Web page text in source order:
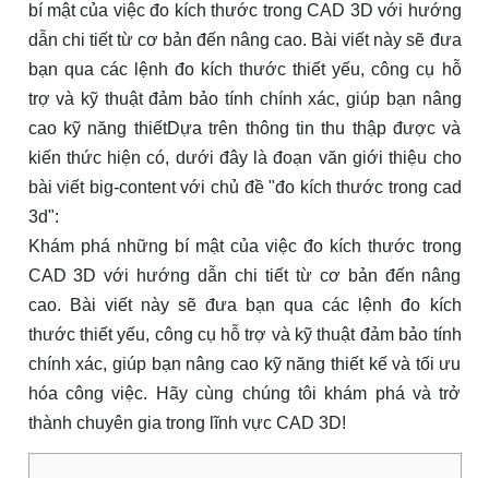
bí mật của việc đo kích thước trong CAD 3D với hướng
dẫn chi tiết từ cơ bản đến nâng cao. Bài viết này sẽ đưa
bạn qua các lệnh đo kích thước thiết yếu, công cụ hỗ
trợ và kỹ thuật đảm bảo tính chính xác, giúp bạn nâng
cao kỹ năng thiếtDựa trên thông tin thu thập được và
kiến thức hiện có, dưới đây là đoạn văn giới thiệu cho
bài viết big-content với chủ đề "đo kích thước trong cad
3d":
Khám phá những bí mật của việc đo kích thước trong
CAD 3D với hướng dẫn chi tiết từ cơ bản đến nâng
cao. Bài viết này sẽ đưa bạn qua các lệnh đo kích
thước thiết yếu, công cụ hỗ trợ và kỹ thuật đảm bảo tính
chính xác, giúp bạn nâng cao kỹ năng thiết kế và tối ưu
hóa công việc. Hãy cùng chúng tôi khám phá và trở
thành chuyên gia trong lĩnh vực CAD 3D!